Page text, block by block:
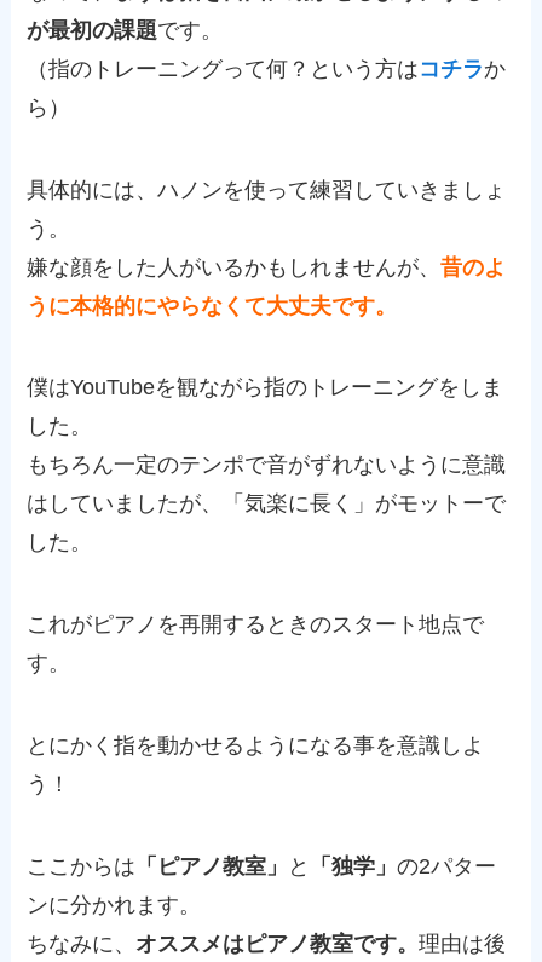
が最初の課題です。
（指のトレーニングって何？という方はコチラか
ら）
具体的には、ハノンを使って練習していきましょ
う。
嫌な顔をした人がいるかもしれませんが、昔のよ
うに本格的にやらなくて大丈夫です。
僕はYouTubeを観ながら指のトレーニングをしま
した。
もちろん一定のテンポで音がずれないように意識
はしていましたが、「気楽に長く」がモットーで
した。
これがピアノを再開するときのスタート地点で
す。
とにかく指を動かせるようになる事を意識しよ
う！
ここからは 「ピアノ教室」 と 「独学」の2パター
ンに分かれます。
ちなみに、 オススメはピアノ教室です。理由は後